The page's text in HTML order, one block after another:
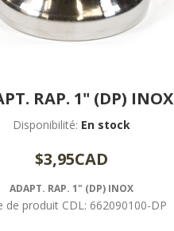
RAP. 1" (DP) INOX
Disponibilité: En stock
$3,95CAD
ADAPT. RAP. 1" (DP) INOX
de produit CDL: 662090100-DP